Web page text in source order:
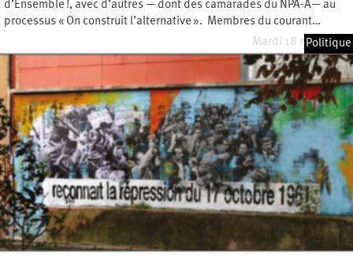
d’Ensemble !, avec d’autres — dont des camarades du NPA-A— au
processus « On construit l’alternative ». Membres du courant…
Mardi 18 mars 2025
Politique